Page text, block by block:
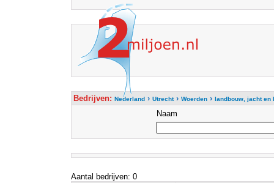
Bedrijven: Nederland› Utrecht› Woerden› landbouw, jacht en
Naam
Aantal bedrijven: 0